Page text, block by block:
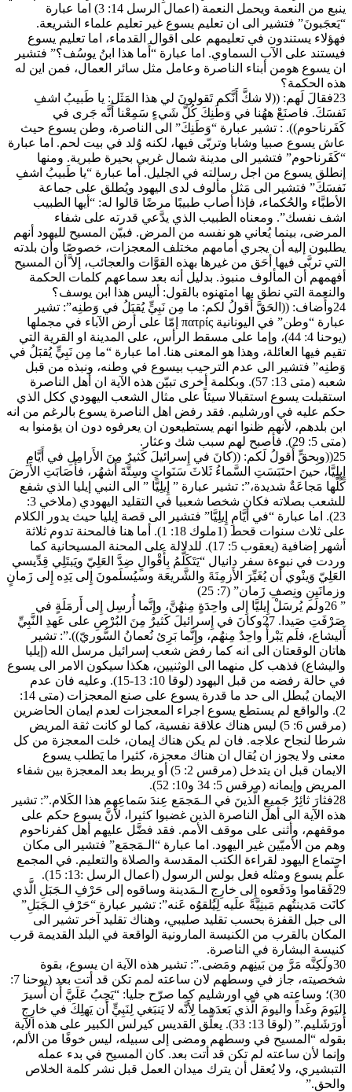
ينبع من النعمة ويحمل النعمة (اعمال الرسل 14: 3) اما عبارة
“يَعجَبونَ” فتشير الى ان تعليم يسوع غير تعليم علماء الشريعة.
فهؤلاء يستندون في تعليمهم على اقوال القدماء، اما تعليم يسوع
فيستند على الآب السماوي. اما عبارة “أَما هذا ابنُ يوسُف؟” فتشير
ان يسوع هومن أبناء الناصرة وعامل مثل سائر العمال، فمن اين له
هذه الحكمة؟
23فقالَ لَهم: ((لا شكَّ أَنَّكم تَقولونَ لي هذا المَثَل: يا طَبيبُ اشفِ
نَفسَكَ. فاصنَعْ ههُنا في وَطَنِكَ كُلَّ شَيءٍ سَمِعْنا أَنَّه جَرى في
كَفَرناحوم)). : تشير عبارة “وَطَنِكَ” الى الناصرة، وطن يسوع حيث
عاش يسوع صبيا وشابا وتربّى فيها، لكنه وُلد في بيت لحم. اما عبارة
“كَفَرناحوم” فتشير الى مدينة شمال غربي بحيرة طبرية. ومنها
إنطلق يسوع من اجل رسالته في الجليل. أما عبارة “يا طَبيبُ اشفِ
نَفسَكَ” فتشير الى مَثل مألوف لدى اليهود ويُطلق على جماعة
الأطبَّاء والحُكماء، فإذا أصاب طبيبًا مرضًا قالوا له: “أيها الطبيب
اشف نفسك”. ومعناه الطبيب الذي يدَّعي قدرته على شفاء
المرضى، بينما يُعاني هو نفسه من المرض. فبيّن المسيح لليهود أنهم
يطلبون إليه أن يجري أمامهم مختلف المعجزات، خصوصًا وأن بلدته
التي تربَّى فيها أحَق من غيرها بهذه القوَّات والعجائب، إلا َّأن المسيح
أفهمهم أن المألوف منبوذ. بدليل أنه بعد سماعهم كلمات الحكمة
والنعمة التي نطق بها امتهنوه بالقول: أليس هذا ابن يوسف؟
24وأَضاف: ((الحَقَّ أَقولُ لكم: ما مِن نَبِيٍّ يُقبَلُ في وَطنِه”: تشير
عبارة “وطن” في اليونانية πατρίς إمّا على أرض الآباء في مجملها
(يوحنا 4: 44)، وإما على مسقط الرأس، على المدينة او القرية التي
تقيم فيها العائلة، وهذا هو المعنى هنا. اما عبارة “ما مِن نَبِيٍّ يُقبَلُ في
وَطنِه” فتشير الى عدم الترحيب بيسوع في وطنه، ونبذه من قبل
شعبه (متى 13: 57). وبكلمة أخرى تبيّن هذه الآية ان أهل الناصرة
استقبلت يسوع استقبالا سيئاً على مثال الشعب اليهودي ككل الذي
حكم عليه في اورشليم. فقد رفض اهل الناصرة يسوع بالرغم من انه
ابن بلدهم، لأنهم ظنوا انهم يستطيعون ان يعرفوه دون ان يؤمنوا به
(متى 5: 29). فأصبح لهم سبب شك وعثار.
25((وبِحقٍّ أَقولُ لَكم: ((كانَ في إِسرائيلَ كَثيرٌ مِنَ الأَرامِلِ في أَيَّامِ
إِيلِيَّا، حينَ احتَبَسَتِ السَّماءُ ثَلاثَ سَنَواتٍ وسِتَّةَ أَشهُر، فأَصَابَتِ الأَرضَ
كُلَّها مَجاعَةٌ شديدة،”: تشير عبارة ” إِيلِيَّا ” الى النبي إيليا الذي شفع
للشعب بصلاته فكان شخصا شعبيا في التقليد اليهودي (ملاخي 3:
23). اما عبارة “في أَيَّامِ إِيلِيَّا” فتشير الى قصة إيليا حيث يدور الكلام
على ثلاث سنوات قحط (1ملوك 18: 1). أما هنا فالمحنة تدوم ثلاثة
أشهر إضافية (يعقوب 5: 17). للدلالة على المحنة المسيحانية كما
وردت في نبوءة سفر دانيال “يَتَكَلَّمُ بِأَقْوالٍ ضِدَّ العَلِيّ ويَبتَلِي قِدِّيسي
العَلِيّ وَينْوي أَن يُغَيِّرَ الأَزمِنَةَ والشَّريعَة وسيُسلَمونَ إِلى يَدِه إِلى زَمانٍ
وزمانَينِ ونِصفِ زَمان” (7: 25)
” 26ولَم يُرسَلْ إِيليَّا إِلى واحِدَةٍ مِنهُنَّ، وإِنَّما أُرسِل إِلى أَرمَلَةٍ في
صَرْفَتِ صَيدا. 27وكانَ في إِسرائيلَ كَثيرٌ مِنَ البُرْصِ على عَهدِ النَّبِيِّ
أَليشاع، فلَم يَبْرأْ واحِدٌ مِنهُم، وإِنَّما بَرِئ نُعمانُ السُّوريّ)).”: تشير
هاتان الوقعتان الى انه كما رفض شعب إسرائيل مرسل الله (إيليا
واليشاع) فذهب كل منهما الى الوثنيين، هكذا سيكون الامر الى يسوع
في حالة رفضه من قبل اليهود (لوقا 10: 13-15). وعليه فان عدم
الايمان يُبطل الى حد ما قدرة يسوع على صنع المعجزات (متى 14:
2). والواقع لم يستطع يسوع اجراء المعجزات لعدم ايمان الحاضرين
(مرقس 6: 5) ليس هناك علاقة نفسية، كما لو كانت ثقة المريض
شرطا لنجاح علاجه. فان لم يكن هناك إيمان، خلت المعجزة من كل
معنى ولا يجوز ان يُقال ان هناك معجزة، كثيرا ما يَطلب يسوع
الايمان قبل ان يتدخل (مرقس 2: 5) أو يربط بعد المعجزة بين شفاء
المريض وإيمانه (مرقس 5: 34 و10: 52).
28فثارَ ثائِرُ جَميعِ الَّذينَ في الـمَجمَع عِندَ سَماعِهِم هذا الكَلام.”: تشير
هذه الآية الى أهل الناصرة الذين غضبوا كثيرا، لأنَّ يسوع حكم على
موقفهم، وأثنى على موقف الأمم. فقد فضَّل عليهم أهل كفرناحوم
وهم من الأميّين غير اليهود. اما عبارة “الـمَجمَع” فتشير الى مكان
اجتماع اليهود لقراءة الكتب المقدسة والصلاة والتعليم. في المجمع
علّم يسوع ومثله فعل بولس الرسول (اعمال الرسل :13: 15).
29فَقاموا ودَفَعوه إِلى خارِجِ الـمَدينة وساقوه إلى حَرْفِ الـجَبَلِ الَّذي
كانَت مَدينتُهم مَبنِيَّةً علَيه لِيُلقوُه عَنه”: تشير عبارة “حَرْفِ الـجَبَلِ”
الى جبل القفزة بحسب تقليد صليبي، وهناك تقليد آخر تشير الى
المكان بالقرب من الكنيسة المارونية الواقعة في البلد القديمة قرب
كنيسة البشارة في الناصرة.
30ولَكِنَّه مَرَّ مِن بَينِهم ومَضى.”: تشير هذه الآية ان يسوع، بقوة
شخصيته، جاز في وسطهم لان ساعته لمم تكن قد أتت بعد (يوحنا 7:
30)؛ وساعته هي في اورشليم كما صرّح جليا: “يَجِبُ عَلَيَّ أَن أَسيرَ
اليَومَ وغَداً واليومَ الَّذي بَعدَهما لِأَنَّه لا يَنبَغي لِنَبِيٍّ أَن يَهلِكَ في خارِجِ
أُورَشَليم.” (لوقا 13: 33). يعلّق القديس كيرلس الكبير على هذه الآية
بقوله “المسيح في وسطهم ومضى إلى سبيله، ليس خوفًا من الألم،
وإنما لأن ساعته لم تكن قد أتت بعد. كان المسيح في بدء عمله
التبشيري، ولا يُعقل أن يترك ميدان العمل قبل نشر كلمة الخلاص
والحق.”